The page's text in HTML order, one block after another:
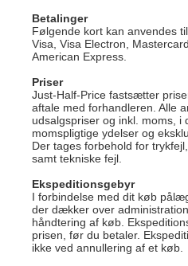
Betalinger
Følgende kort kan anvendes
Visa, Visa Electron,
American Express.
Priser
Just-Half-Price fastsætter
aftale med forhandleren. Alle
udsalgspriser og inkl. moms, i
momspligtige ydelser og
Der tages forbehold for
samt tekniske fejl.
Ekspeditionsgebyr
I forbindelse med dit køb
der dækker over
håndtering af køb.
prisen, før du betaler.
ikke ved annullering af et køb.